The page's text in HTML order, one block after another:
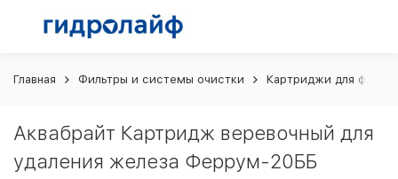
Главная Фильтры и системы очистки Картриджи для
Аквабрайт Картридж веревочный для
удаления железа Феррум-20ББ